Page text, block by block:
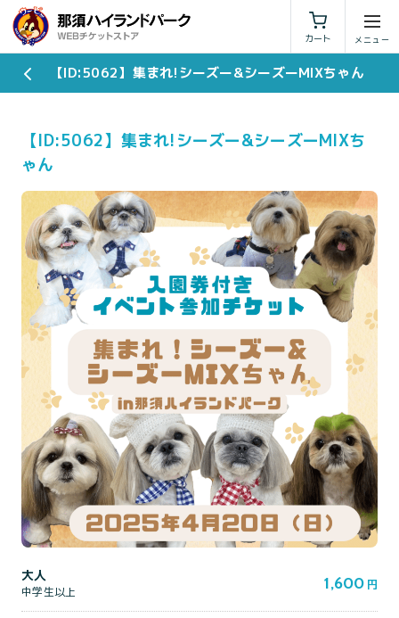
カート
利用規約 特定商取引法に基づく表示
【ID:5062】集まれ!シーズー&シーズーMIXちゃん
【ID:5062】集まれ!シーズー&シーズーMIXち
ゃん
大人
中学生以上 1,600 円